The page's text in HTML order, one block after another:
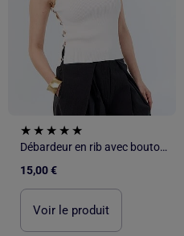
Débardeur en rib avec boutons bijoux
15,00 €
Voir le produit